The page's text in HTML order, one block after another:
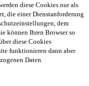
diese Cookies nur als
die einer Dienstanforderung
dem
können Ihren Browser so
diese Cookies
funktionieren dann aber
Daten.